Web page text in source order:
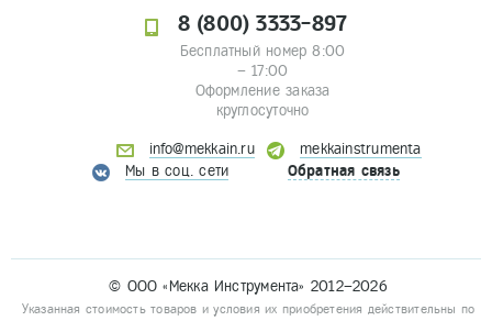
8 (800) 3333-897
Бесплатный номер 8:00
– 17:00
Оформление заказа
круглосуточно
info@mekkain.ru
mekkainstrumenta
Мы в соц. сети
Обратная связь
© ООО «Мекка Инструмента» 2012–2026
Указанная стоимость товаров и условия их приобретения действительны по